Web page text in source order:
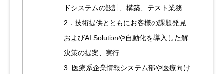
ドシステムの設計、構築、テスト業務
2．技術提供とともにお客様の課題発見
およびAI Solutionや自動化を導入した解
決策の提案、実行
3. 医療系企業情報システム部や医療向け